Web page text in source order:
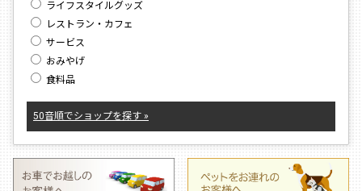
ライフスタイルグッズ
レストラン・カフェ
サービス
おみやげ
食料品
50音順でショップを探す »